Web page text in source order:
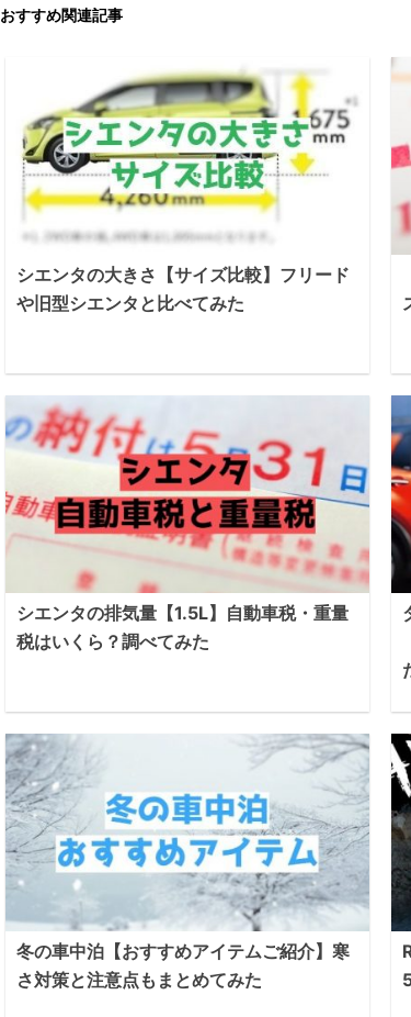
おすすめ関連記事
シエンタの大きさ【サイズ比較】フリード
や旧型シエンタと比べてみた
シエンタの排気量【1.5L】自動車税・重量
税はいくら？調べてみた
冬の車中泊【おすすめアイテムご紹介】寒
さ対策と注意点もまとめてみた